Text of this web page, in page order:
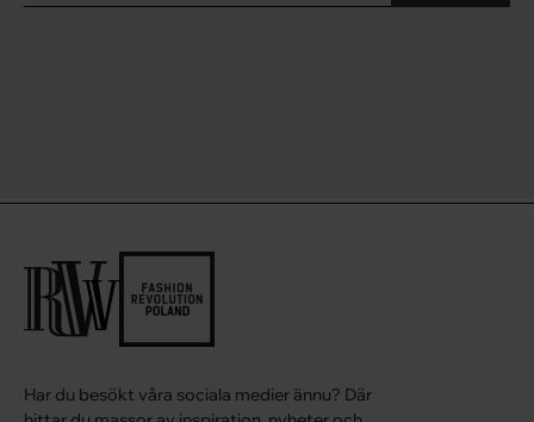
Har du besökt våra sociala medier ännu? Där